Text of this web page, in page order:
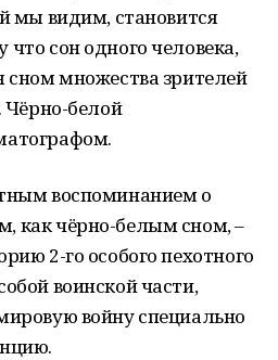
мы видим, становится
сон одного человека,
сном множества зрителей
Чёрно-белой
воспоминанием о
чёрно-белым сном, –
2-го особого пехотного
воинской части,
войну специально